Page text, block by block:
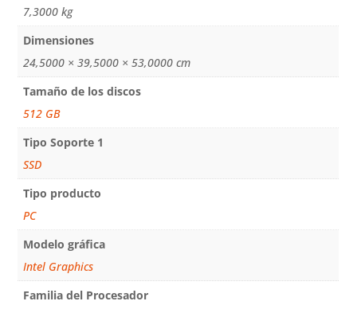
7,3000 kg
Dimensiones
24,5000 × 39,5000 × 53,0000 cm
Tamaño de los discos
512 GB
Tipo Soporte 1
SSD
Tipo producto
PC
Modelo gráfica
Intel Graphics
Familia del Procesador